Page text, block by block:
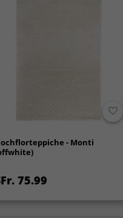
- Monti
75.99